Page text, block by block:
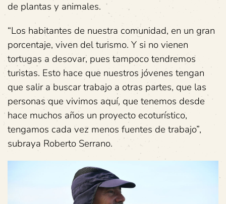
de plantas y animales.
“Los habitantes de nuestra comunidad, en un gran
porcentaje, viven del turismo. Y si no vienen
tortugas a desovar, pues tampoco tendremos
turistas. Esto hace que nuestros jóvenes tengan
que salir a buscar trabajo a otras partes, que las
personas que vivimos aquí, que tenemos desde
hace muchos años un proyecto ecoturístico,
tengamos cada vez menos fuentes de trabajo”,
subraya Roberto Serrano.